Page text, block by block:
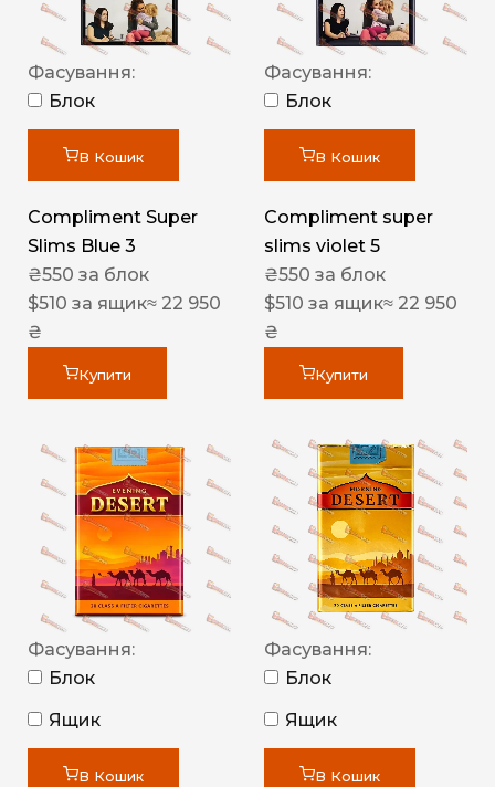
Фасування:
Блок
В Кошик
Compliment Super
Slims Blue 3
₴550 за блок
$510 за ящик≈ 22 950
₴
Купити
Фасування:
Блок
В Кошик
Compliment super
slims violet 5
₴550 за блок
$510 за ящик≈ 22 950
₴
Купити
Фасування:
Блок
Ящик
В Кошик
Фасування:
Блок
Ящик
В Кошик